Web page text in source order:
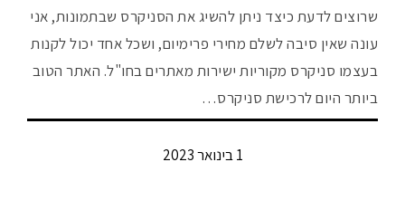
שרוצים לדעת כיצד ניתן להשיג את הסניקרס שבתמונות, אני
עונה שאין סיבה לשלם מחירי פרימיום, ושכל אחד יכול לקנות
בעצמו סניקרס מקוריות ישירות מאתרים בחו"ל. האתר הטוב
ביותר היום לרכישת סניקרס…
1 בינואר 2023